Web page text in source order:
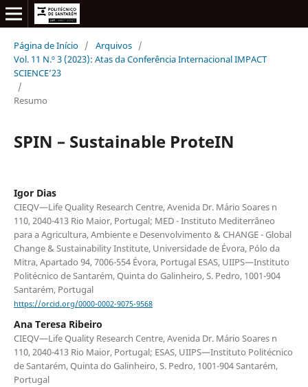
Página de Início / Arquivos /
Vol. 11 N.º 3 (2023): Atas da Conferência Internacional IMPACT
SCIENCE’23
/
Resumo
SPIN – Sustainable ProteIN
Igor Dias
CIEQV—Life Quality Research Centre, Avenida Dr. Mário Soares n
110, 2040-413 Rio Maior, Portugal; MED - Instituto Mediterrâneo
para a Agricultura, Ambiente e Desenvolvimento & CHANGE - Global
Change & Sustainability Institute, Universidade de Évora, Pólo da
Mitra, Apartado 94, 7006-554 Évora, Portugal ESAS, UIIPS—Instituto
Politécnico de Santarém, Quinta do Galinheiro, S. Pedro, 1001-904
Santarém, Portugal
https://orcid.org/0000-0002-9075-9568
Ana Teresa Ribeiro
CIEQV—Life Quality Research Centre, Avenida Dr. Mário Soares n
110, 2040-413 Rio Maior, Portugal; ESAS, UIIPS—Instituto Politécnico
de Santarém, Quinta do Galinheiro, S. Pedro, 1001-904 Santarém,
Portugal